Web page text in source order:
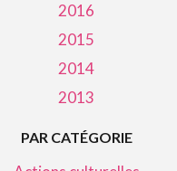
2016
2015
2014
2013
PAR CATÉGORIE